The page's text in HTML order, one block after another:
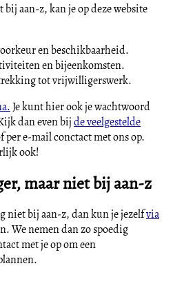
aan-z, kan je op deze website
en beschikbaarheid.
en bijeenkomsten.
tot vrijwilligerswerk.
Je kunt hier ook je wachtwoord
dan even bijde veelgestelde
per e-mail conctact met ons op.
ook!
maar niet bij aan-z
niet bij aan-z, dan kun je jezelfvia
We nemen dan zo spoedig
met je op om een